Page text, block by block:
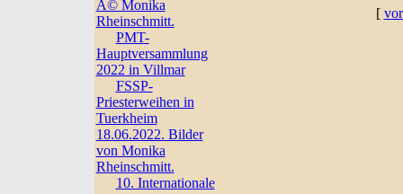
Â© Monika
Rheinschmitt.
PMT-
Hauptversammlung
2022 in Villmar
FSSP-
Priesterweihen in
Tuerkheim
18.06.2022. Bilder
von Monika
Rheinschmitt.
10. Internationale
[